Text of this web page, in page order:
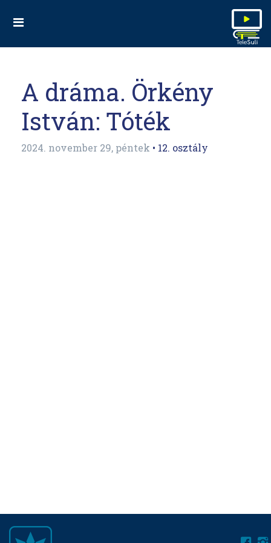
A dráma. Örkény
István: Tóték
2024. november 29, péntek • 12. osztály